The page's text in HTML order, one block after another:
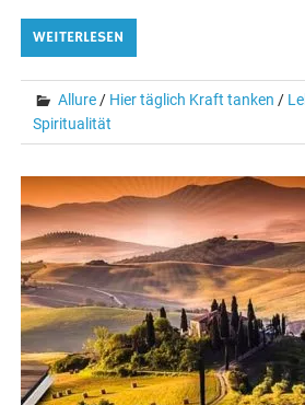
WEITERLESEN
Allure / Hier täglich Kraft tanken /
Spiritualität